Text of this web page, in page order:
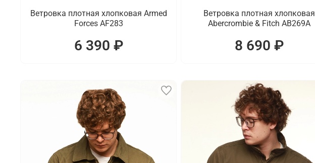
Ветровка плотная хлопковая Armed
Forces AF283
6 390 ₽
Ветровка плотная хлопковая
Abercrombie & Fitch AB269A
8 690 ₽